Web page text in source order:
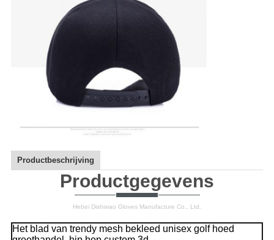
Productbeschrijving
Productgegevens
Hebei Dishixiao Gloves Manufacture Co., Ltd.
Het blad van trendy mesh bekleed unisex golf hoed